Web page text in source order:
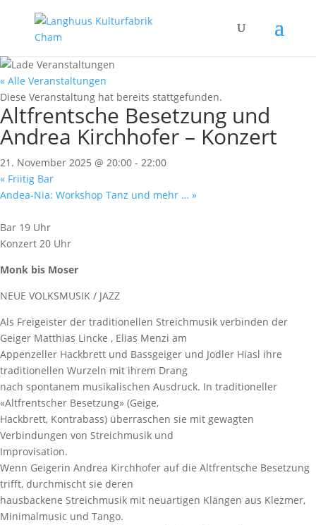
« Alle Veranstaltungen
Diese Veranstaltung hat bereits stattgefunden.
Altfrentsche Besetzung und
Andrea Kirchhofer – Konzert
21. November 2025 @ 20:00 - 22:00
« Friitig Bar
Andea-Nia: Workshop Tanz und mehr … »
Bar 19 Uhr
Konzert 20 Uhr
Monk bis Moser
NEUE VOLKSMUSIK / JAZZ
Als Freigeister der traditionellen Streichmusik verbinden der
Geiger Matthias Lincke , Elias Menzi am
Appenzeller Hackbrett und Bassgeiger und Jodler Hiasl ihre
traditionellen Wurzeln mit ihrem Drang
nach spontanem musikalischen Ausdruck. In traditioneller
«Altfrentscher Besetzung» (Geige,
Hackbrett, Kontrabass) überraschen sie mit gewagten
Verbindungen von Streichmusik und
Improvisation.
Wenn Geigerin Andrea Kirchhofer auf die Altfrentsche Besetzung
trifft, durchmischt sie deren
hausbackene Streichmusik mit neuartigen Klängen aus Klezmer,
Minimalmusic und Tango.